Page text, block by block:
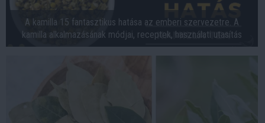
A kamilla 15 fantasztikus hatása az emberi szervezetre. A
kamilla alkalmazásának módjai, receptek, használati utasítás